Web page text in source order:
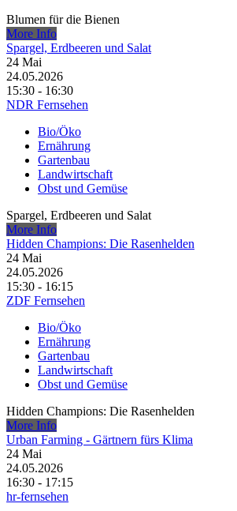
Blumen für die Bienen
More Info
Spargel, Erdbeeren und Salat
24 Mai
24.05.2026
15:30 - 16:30
NDR Fernsehen
Bio/Öko
Ernährung
Gartenbau
Landwirtschaft
Obst und Gemüse
Spargel, Erdbeeren und Salat
More Info
Hidden Champions: Die Rasenhelden
24 Mai
24.05.2026
15:30 - 16:15
ZDF Fernsehen
Bio/Öko
Ernährung
Gartenbau
Landwirtschaft
Obst und Gemüse
Hidden Champions: Die Rasenhelden
More Info
Urban Farming - Gärtnern fürs Klima
24 Mai
24.05.2026
16:30 - 17:15
hr-fernsehen